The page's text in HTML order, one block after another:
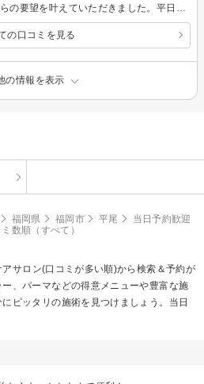
の口コミを見る
の情報を表示
福岡県 福岡市 平尾
当日予約歓迎
数順（すべて）
サロン(口コミが多い順)から検索＆予約が
、パーマなどの得意メニューや豊富な施
ピッタリの施術を見つけましょう。当日